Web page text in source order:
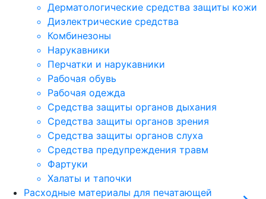
Дерматологические средства защиты кожи
Диэлектрические средства
Комбинезоны
Нарукавники
Перчатки и нарукавники
Рабочая обувь
Рабочая одежда
Средства защиты органов дыхания
Средства защиты органов зрения
Средства защиты органов слуха
Средства предупреждения травм
Фартуки
Халаты и тапочки
Расходные материалы для печатающей